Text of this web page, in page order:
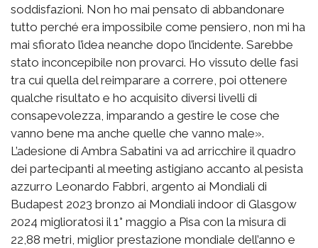
soddisfazioni. Non ho mai pensato di abbandonare
tutto perché era impossibile come pensiero, non mi ha
mai sfiorato l’idea neanche dopo l’incidente. Sarebbe
stato inconcepibile non provarci. Ho vissuto delle fasi
tra cui quella del reimparare a correre, poi ottenere
qualche risultato e ho acquisito diversi livelli di
consapevolezza, imparando a gestire le cose che
vanno bene ma anche quelle che vanno male».
L’adesione di Ambra Sabatini va ad arricchire il quadro
dei partecipanti al meeting astigiano accanto al pesista
azzurro Leonardo Fabbri, argento ai Mondiali di
Budapest 2023 bronzo ai Mondiali indoor di Glasgow
2024 miglioratosi il 1° maggio a Pisa con la misura di
22,88 metri, miglior prestazione mondiale dell’anno e